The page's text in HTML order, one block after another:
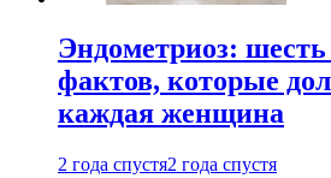
Эндометриоз:
фактов, которые
каждая женщина
2 года спустя2 года спустя